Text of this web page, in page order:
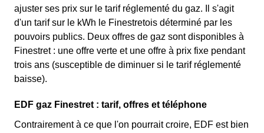
ajuster ses prix sur le tarif réglementé du gaz. Il s'agit
d'un tarif sur le kWh le Finestretois déterminé par les
pouvoirs publics. Deux offres de gaz sont disponibles à
Finestret : une offre verte et une offre à prix fixe pendant
trois ans (susceptible de diminuer si le tarif réglementé
baisse).
EDF gaz Finestret : tarif, offres et téléphone
Contrairement à ce que l'on pourrait croire, EDF est bien